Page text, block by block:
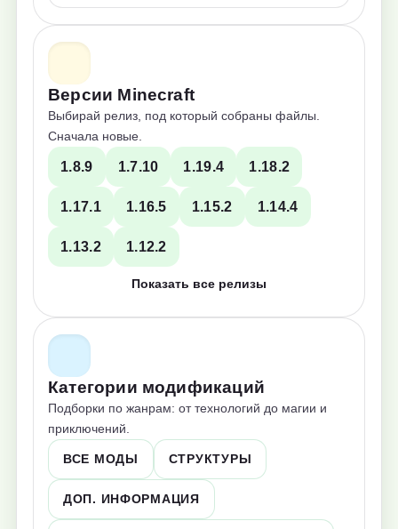
Версии Minecraft
Выбирай релиз, под который собраны файлы.
Сначала новые.
1.8.9 1.7.10 1.19.4 1.18.2
1.17.1 1.16.5 1.15.2 1.14.4
1.13.2 1.12.2
Показать все релизы
Категории модификаций
Подборки по жанрам: от технологий до магии и
приключений.
ВСЕ МОДЫ СТРУКТУРЫ
ДОП. ИНФОРМАЦИЯ